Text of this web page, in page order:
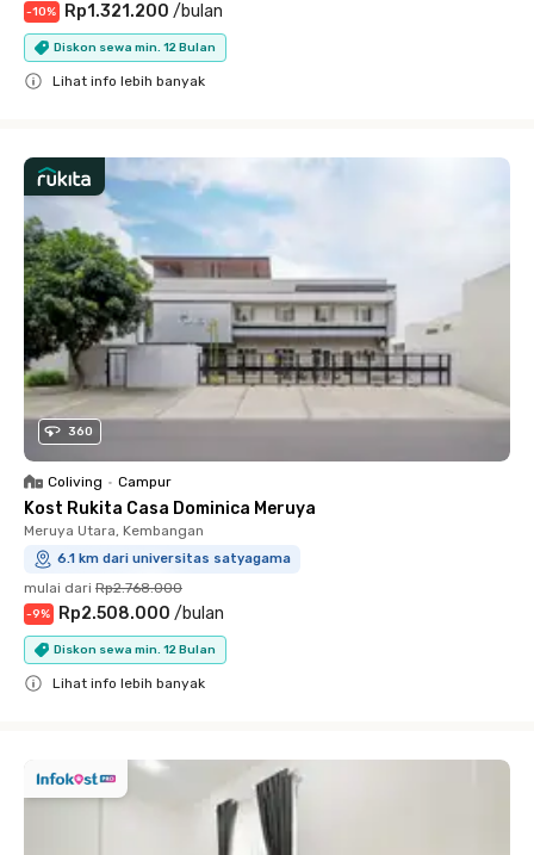
-10% Rp1.321.200 /bulan
Diskon sewa min. 12 Bulan
Lihat info lebih banyak
360
Coliving • Campur
Kost Rukita Casa Dominica Meruya
Meruya Utara, Kembangan
6.1 km dari universitas satyagama
mulai dari Rp2.768.000
-9% Rp2.508.000 /bulan
Diskon sewa min. 12 Bulan
Lihat info lebih banyak